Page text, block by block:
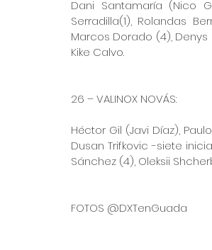
Dani Santamaría (Nico
Serradilla(1), Rolandas
Marcos Dorado (4), Denys
Kike Calvo.
26 – VALINOX NOVÁS:
Héctor Gil (Javi Díaz),
Dusan Trifkovic -siete
Sánchez (4), Oleksii
FOTOS @DXTenGuada